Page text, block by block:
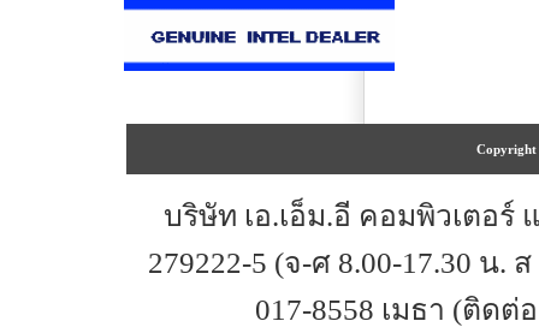
Copyright
บริษัท เอ.เอ็ม.อี คอมพิวเตอร์
279222-5 (จ-ศ 8.00-17.30 น.
017-8558 เมธา (ติด